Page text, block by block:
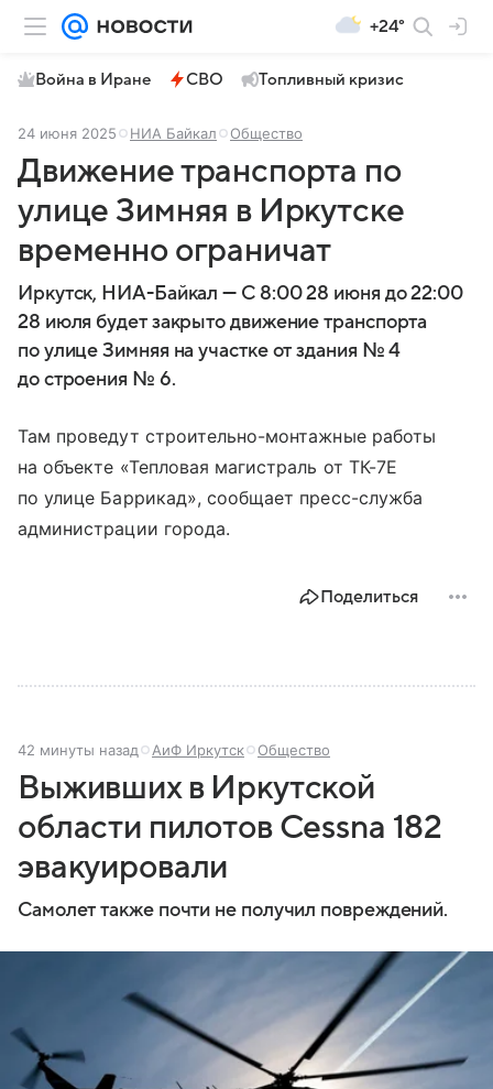
+24°
Война в Иране СВО Топливный кризис
24 июня 2025 НИА Байкал Общество
Движение транспорта по
улице Зимняя в Иркутске
временно ограничат
Иркутск, НИА-Байкал — С 8:00 28 июня до 22:00
28 июля будет закрыто движение транспорта
по улице Зимняя на участке от здания № 4
до строения № 6.
Там проведут строительно-монтажные работы
на объекте «Тепловая магистраль от ТК-7Е
по улице Баррикад», сообщает пресс-служба
администрации города.
Поделиться
42 минуты назад АиФ Иркутск Общество
Выживших в Иркутской
области пилотов Cessna 182
эвакуировали
Самолет также почти не получил повреждений.